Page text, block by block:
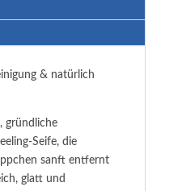
& natürlich
gründliche
Seife, die
sanft entfernt
glatt und